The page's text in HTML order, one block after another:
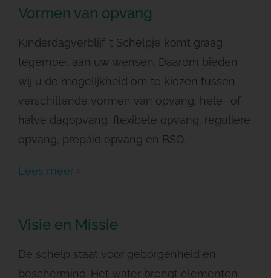
Vormen van opvang
Kinderdagverblijf ’t Schelpje komt graag
tegemoet aan uw wensen. Daarom bieden
wij u de mogelijkheid om te kiezen tussen
verschillende vormen van opvang; hele- of
halve dagopvang, flexibele opvang, reguliere
opvang, prepaid opvang en BSO.
Lees meer
Visie en Missie
De schelp staat voor geborgenheid en
bescherming. Het water brengt elementen